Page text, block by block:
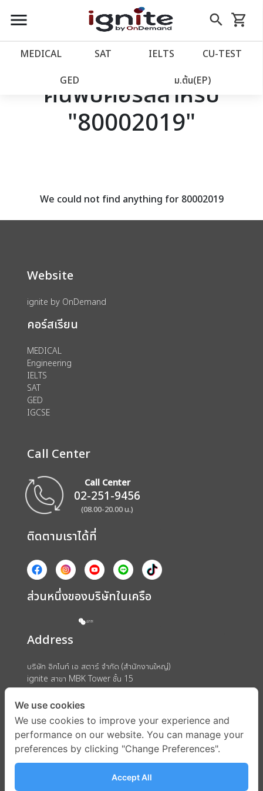
close
account_balance หน้าแรก
เว็บไซต์อิกไนท์
โปรโมชั่น
assignment ลงทะเบียน
menu search
Skip
to
shopping_cart
รถเข็น
MEDICAL SAT IELTS CU‑TEST
GED ม.ต้น(EP)
ค้นพบคอร์สสำหรับ
"80002019"
We could not find anything for 80002019
Website
ignite by OnDemand
คอร์สเรียน
MEDICAL
Engineering
IELTS
SAT
GED
IGCSE
Call Center
Call Center
02-251-9456
(08.00-20.00 น.)
ติดตามเราได้ที่
ส่วนหนึ่งของบริษัทในเครือ
Address
บริษัท อิกไนท์ เอ สตาร์ จำกัด (สำนักงานใหญ่)
ignite สาขา MBK Tower ชั้น 15
ถนนพญาไท แขวงวังใหม่ เขตปทุมวัน กรุงเทพมหานคร 10330
We use cookies
We use cookies to improve your experience and
performance on our website. You can manage your
preferences by clicking "Change Preferences".
Accept All